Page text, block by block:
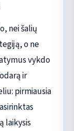
nei šalių
o ne
vykdo
ir
pirmiausia
laikysis